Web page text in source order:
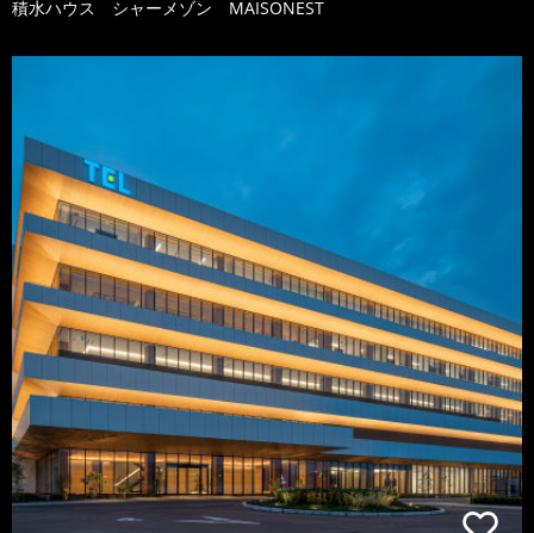
積水ハウス シャーメゾン MAISONEST